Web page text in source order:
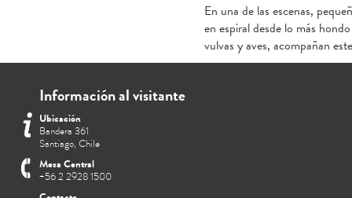
En una de las escenas,
en espiral desde lo más
vulvas y aves, acompañan
Información al visitante
Ubicación
Bandera 361
Santiago, Chile
Mesa Central
+56 2 2928 1500